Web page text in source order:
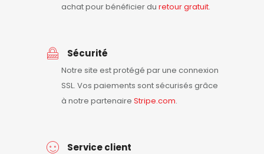
achat pour bénéficier du retourgratuit.
Sécurité
Notre site est protégé par une connexion
SSL. Vos paiements sont sécurisés grâce
à notre partenaire Stripe.com.
Service client